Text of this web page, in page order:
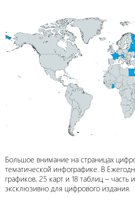
Большое внимание на страницах
тематической инфографике. В
графиков, 25 карт и 18 таблиц – часть
эксклюзивно для цифрового издания.